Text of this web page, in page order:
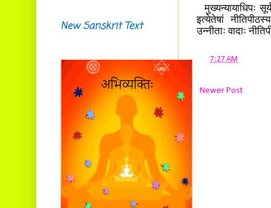
मुख्यन्यायाधिपः
इत्येतेषां
उन्नीताः वादाः
7:27 AM
Newer Post
New Sanskrit Text